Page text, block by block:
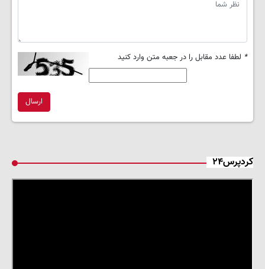
* لطفا عدد مقابل را در جعبه متن وارد کنید
ارسال
کردپرس۲۴